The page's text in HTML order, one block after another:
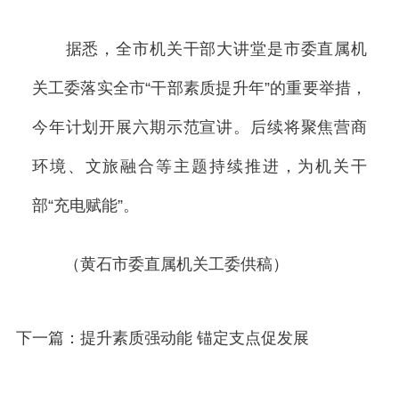
据悉，全市机关干部大讲堂是市委直属机
关工委落实全市“干部素质提升年”的重要举措，
今年计划开展六期示范宣讲。后续将聚焦营商
环境、文旅融合等主题持续推进，为机关干
部“充电赋能”。
（黄石市委直属机关工委供稿）
下一篇：提升素质强动能 锚定支点促发展